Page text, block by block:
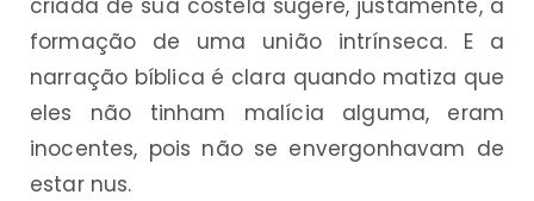
criada de sua costela sugere, justamente, a
formação de uma união intrínseca. E a
narração bíblica é clara quando matiza que
eles não tinham malícia alguma, eram
inocentes, pois não se envergonhavam de
estar nus.